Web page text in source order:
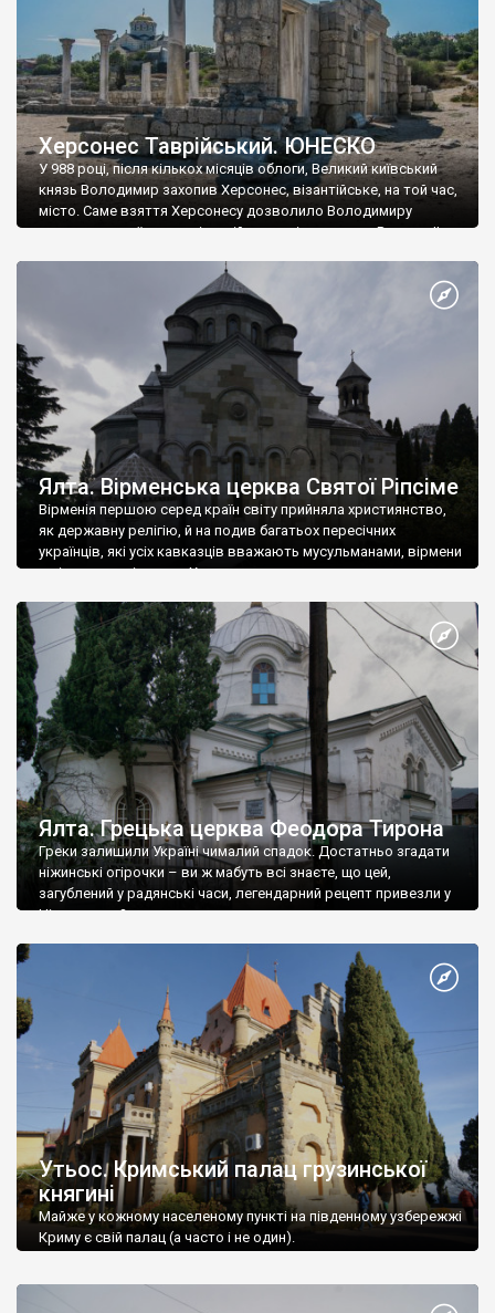
Херсонес Таврійський. ЮНЕСКО
У 988 році, після кількох місяців облоги, Великий київський
князь Володимир захопив Херсонес, візантійське, на той час,
місто. Саме взяття Херсонесу дозволило Володимиру
диктувати свої умови візантійському імператору Василю ІІ, та
Херсонесі Володимир-язичник, став Василем-християнином.
А потім було Хрещення Русі. На честь Херсонесу Таврійського
Ялта. Вірменська церква Святої Ріпсіме
Вірменія першою серед країн світу прийняла християнство,
як державну релігію, й на подив багатьох пересічних
українців, які усіх кавказців вважають мусульманами, вірмени
є відданими вірянами Христа
Ялта. Грецька церква Феодора Тирона
Греки залишили Україні чималий спадок. Достатньо згадати
ніжинські огірочки – ви ж мабуть всі знаєте, що цей,
загублений у радянські часи, легендарний рецепт привезли у
Ніжин греки?
Утьос. Кримський палац грузинської
княгині
Майже у кожному населеному пункті на південному узбережжі
Криму є свій палац (а часто і не один).